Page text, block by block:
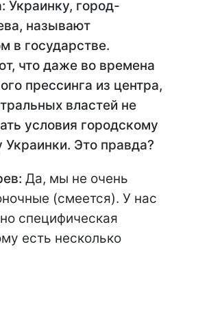
Украинку, город-
называют
в государстве.
что даже во времена
прессинга из центра,
властей не
условия городскому
Украинки. Это правда?
Да, мы не очень
(смеется). У нас
специфическая
есть несколько